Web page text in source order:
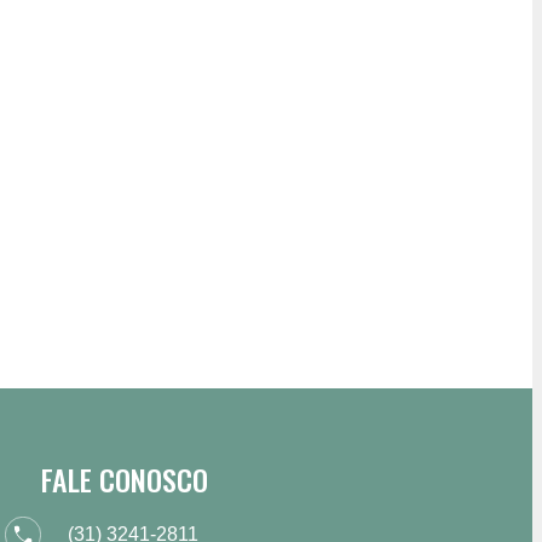
FALE CONOSCO
(31) 3241-2811